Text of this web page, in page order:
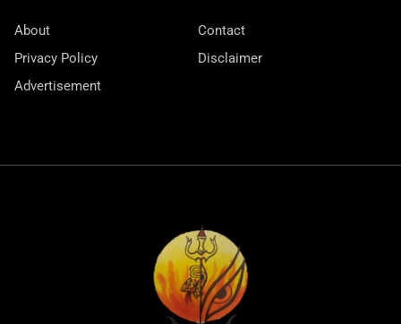
About
Contact
Privacy Policy
Disclaimer
Advertisement